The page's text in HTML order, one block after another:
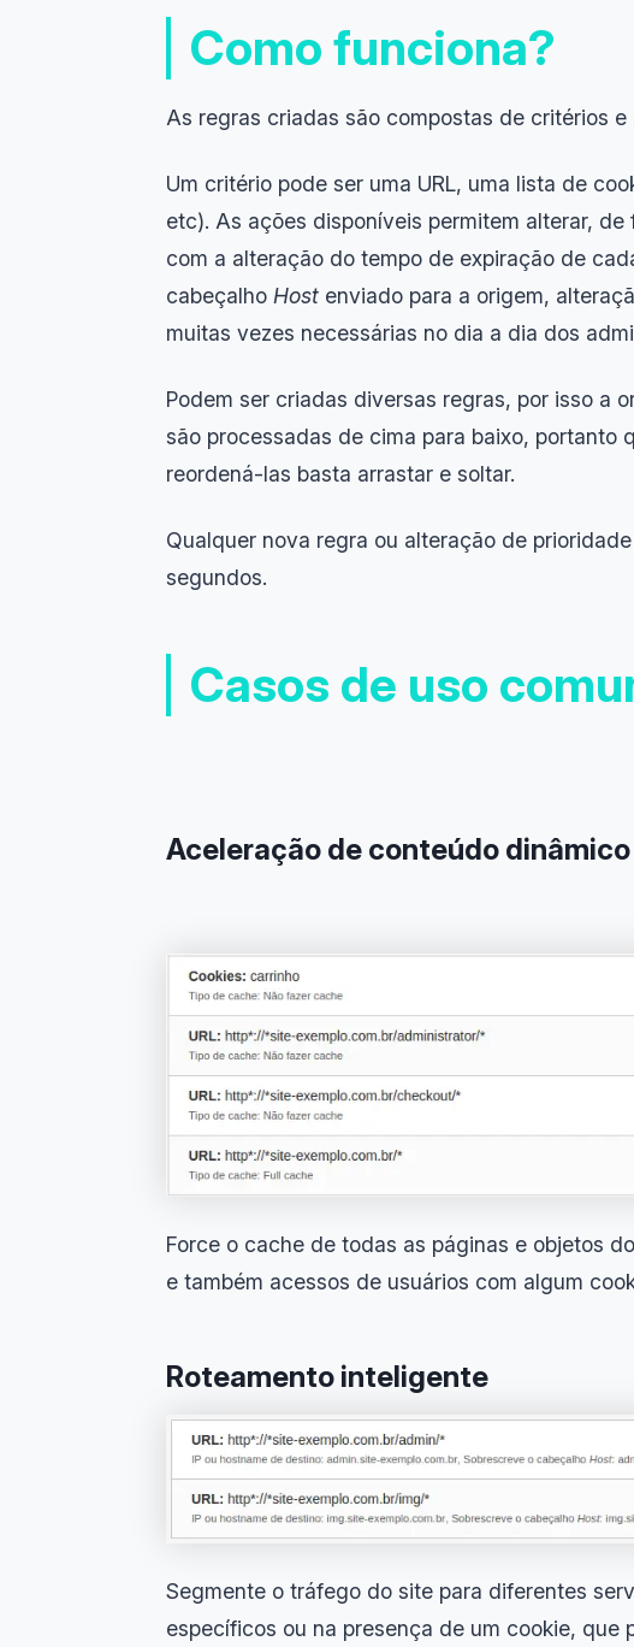
Como funciona?
As regras criadas são compostas de critérios e
Um critério pode ser uma URL, uma lista de
etc). As ações disponíveis permitem alterar,
com a alteração do tempo de expiração de
cabeçalho Host enviado para a origem,
muitas vezes necessárias no dia a dia dos
Podem ser criadas diversas regras, por isso a
são processadas de cima para baixo, portanto
reordená-las basta arrastar e soltar.
Qualquer nova regra ou alteração de
segundos.
Casos de uso
Aceleração de conteúdo dinâmico
Force o cache de todas as páginas e objetos
e também acessos de usuários com algum
Roteamento inteligente
Segmente o tráfego do site para diferentes
específicos ou na presença de um cookie,